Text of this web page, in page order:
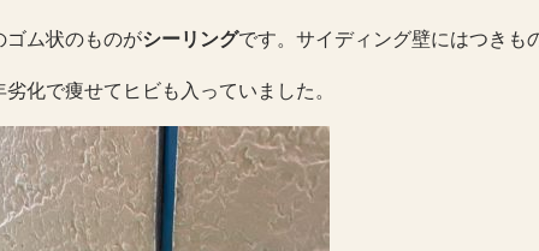
ゴム状のものがシーリングです。サイディング壁にはつきも
劣化で痩せてヒビも入っていました。